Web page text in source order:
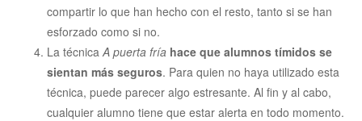
compartir lo que han hecho con el resto, tanto si se han
esforzado como si no.
La técnica A puerta fría hace que alumnos tímidos se
sientan más seguros. Para quien no haya utilizado esta
técnica, puede parecer algo estresante. Al fin y al cabo,
cualquier alumno tiene que estar alerta en todo momento.